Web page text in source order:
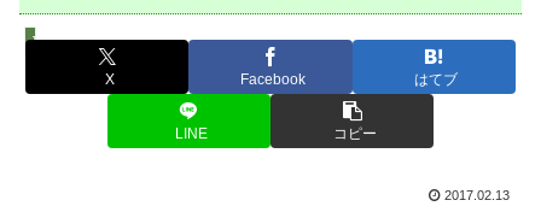
J-WETインド支部～ヨガのこころ～
X Facebook はてブ
LINE コピー
2017.02.13